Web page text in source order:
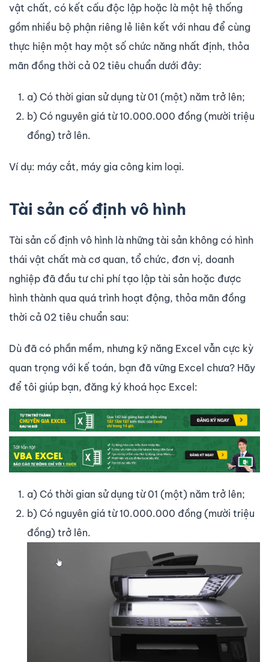
vật chất, có kết cấu độc lập hoặc là một hệ thống
gồm nhiều bộ phận riêng lẻ liên kết với nhau để cùng
thực hiện một hay một số chức năng nhất định, thỏa
mãn đồng thời cả 02 tiêu chuẩn dưới đây:
a) Có thời gian sử dụng từ 01 (một) năm trở lên;
b) Có nguyên giá từ 10.000.000 đồng (mười triệu
đồng) trở lên.
Ví dụ: máy cắt, máy gia công kim loại.
Tài sản cố định vô hình
Tài sản cố định vô hình là những tài sản không có hình
thái vật chất mà cơ quan, tổ chức, đơn vị, doanh
nghiệp đã đầu tư chi phí tạo lập tài sản hoặc được
hình thành qua quá trình hoạt động, thỏa mãn đồng
thời cả 02 tiêu chuẩn sau:
Dù đã có phần mềm, nhưng kỹ năng Excel vẫn cực kỳ
quan trọng với kế toán, bạn đã vững Excel chưa? Hãy
để tôi giúp bạn, đăng ký khoá học Excel:
a) Có thời gian sử dụng từ 01 (một) năm trở lên;
b) Có nguyên giá từ 10.000.000 đồng (mười triệu
đồng) trở lên.